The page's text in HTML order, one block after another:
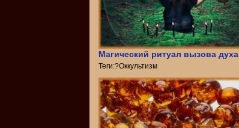
Магический ритуал вызова духа
Теги:?Оккультизм